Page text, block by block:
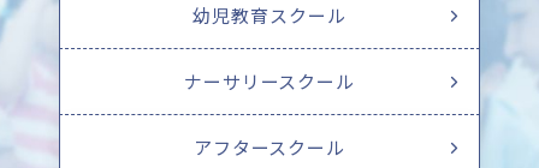
幼児教育スクール
ナーサリースクール
アフタースクール